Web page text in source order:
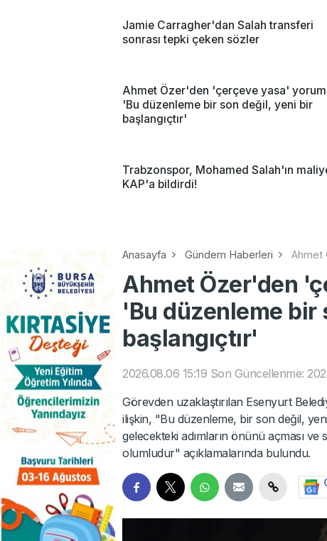
Jamie Carragher'dan Salah transferi
sonrası tepki çeken sözler
Ahmet Özer'den 'çerçeve yasa'
'Bu düzenleme bir son değil, yeni bir
başlangıçtır'
Trabzonspor, Mohamed Salah'ın
KAP'a bildirdi!
Anasayfa Gündem Haberleri Ahmet
Ahmet Özer'den
'Bu düzenleme bir
başlangıçtır'
2026.08.06 15:19 Son Güncellenme:
Görevden uzaklaştırılan Esenyurt
ilişkin, "Bu düzenleme, bir son değil, yeni
gelecekteki adımların önünü açması ve
olumludur" açıklamalarında bulundu.